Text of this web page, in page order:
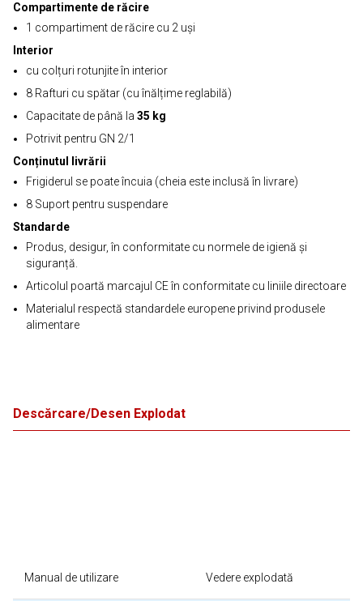
Compartimente de răcire
1 compartiment de răcire cu 2 uși
Interior
cu colțuri rotunjite în interior
8 Rafturi cu spătar (cu înălțime reglabilă)
Capacitate de până la 35 kg
Potrivit pentru GN 2/1
Conținutul livrării
Frigiderul se poate încuia (cheia este inclusă în livrare)
8 Suport pentru suspendare
Standarde
Produs, desigur, în conformitate cu normele de igienă și
siguranță.
Articolul poartă marcajul CE în conformitate cu liniile directoare
Materialul respectă standardele europene privind produsele
alimentare
Descărcare/Desen Explodat
Manual de utilizare Vedere explodată